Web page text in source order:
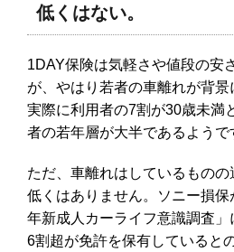
低くはない。
1DAY保険は気軽さや値段の安
が、やはり若者の車離れが背景
実際に利用者の7割が30歳未満
者の若年層が大半であるようで
ただ、車離れはしているもの
低くはありません。ソニー損
年新成人カーライフ意識調査
6割超が免許を保有していると